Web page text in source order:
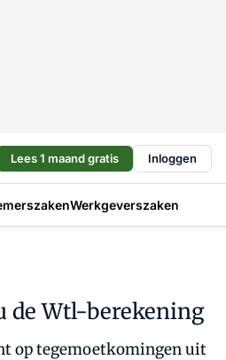
Lees 1 maand gratis Inloggen
Werkgeverszaken
de Wtl-berekening
op tegemoetkomingen uit